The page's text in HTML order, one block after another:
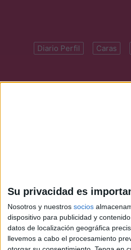
Su privacidad es
Nosotros y nuestros socios
dispositivo para publicidad y
datos de localización geográfica
llevemos a cabo el procesamiento
Diario Perfil Caras